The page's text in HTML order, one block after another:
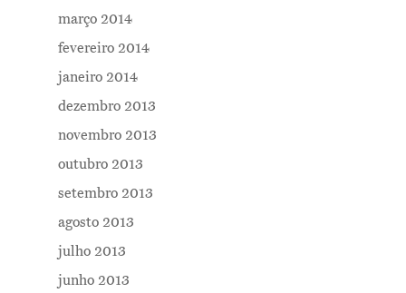
março 2014
fevereiro 2014
janeiro 2014
dezembro 2013
novembro 2013
outubro 2013
setembro 2013
agosto 2013
julho 2013
junho 2013